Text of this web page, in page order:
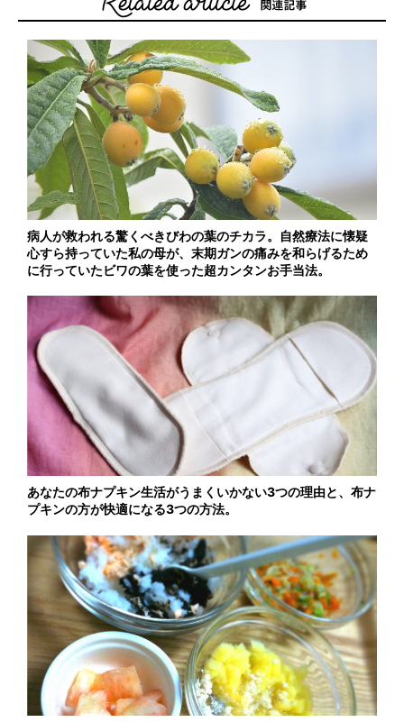
病人が救われる驚くべきびわの葉のチカラ。自然療法に懐疑
心すら持っていた私の母が、末期ガンの痛みを和らげるため
に行っていたビワの葉を使った超カンタンお手当法。
あなたの布ナプキン生活がうまくいかない3つの理由と、布ナ
プキンの方が快適になる3つの方法。